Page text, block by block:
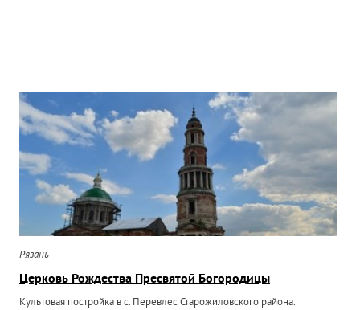
Рязань
Церковь Рождества Пресвятой Богородицы
Культовая постройка в с. Перевлес Старожиловского района.